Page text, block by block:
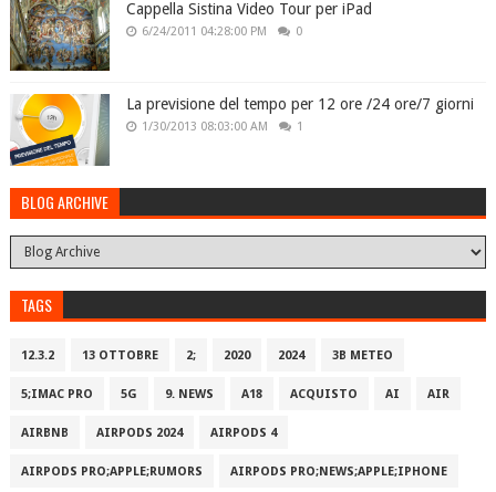
Cappella Sistina Video Tour per iPad
6/24/2011 04:28:00 PM 0
La previsione del tempo per 12 ore /24 ore/7 giorni
1/30/2013 08:03:00 AM 1
BLOG ARCHIVE
TAGS
12.3.2 13 OTTOBRE 2; 2020 2024 3B METEO
5;IMAC PRO 5G 9. NEWS A18 ACQUISTO AI AIR
AIRBNB AIRPODS 2024 AIRPODS 4
AIRPODS PRO;APPLE;RUMORS AIRPODS PRO;NEWS;APPLE;IPHONE